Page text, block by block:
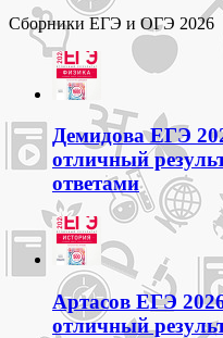
Сборники ЕГЭ и ОГЭ 2026
Демидова ЕГЭ
отличный
ответами
Артасов ЕГЭ
отличный